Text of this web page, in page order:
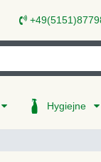
Hygiejne